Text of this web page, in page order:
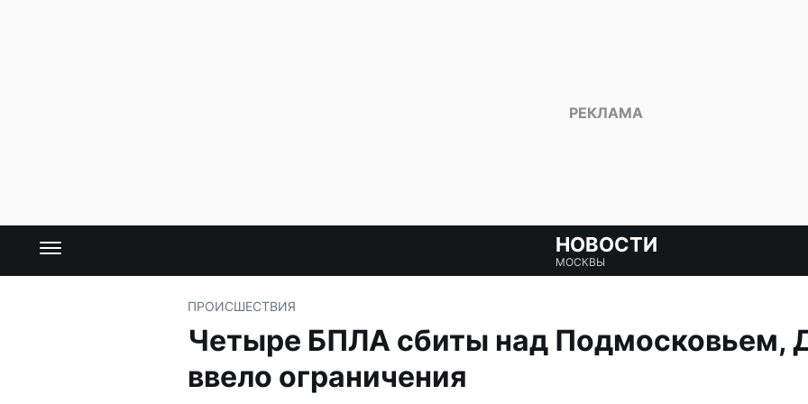
НОВОСТИ
МОСКВЫ
ПРОИСШЕСТВИЯ
Четыре БПЛА сбиты над Подмосковьем,
ввело ограничения